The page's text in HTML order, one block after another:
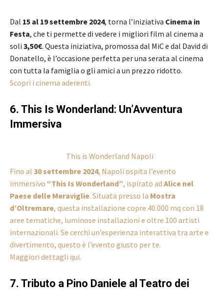
Dal 15 al 19 settembre 2024, torna l’iniziativa Cinema in
Festa, che ti permette di vedere i migliori film al cinema a
soli 3,50€. Questa iniziativa, promossa dal MiC e dal David di
Donatello, è l’occasione perfetta per una serata al cinema
con tutta la famiglia o gli amici a un prezzo ridotto.
Scopri i cinema aderenti.
6. This Is Wonderland: Un’Avventura
Immersiva
This is Wonderland Napoli
Fino al 30 settembre 2024, Napoli ospita l’evento
immersivo “This Is Wonderland”, ispirato ad Alice nel
Paese delle Meraviglie. Situata presso la Mostra
d’Oltremare, questa installazione copre 40.000 mq con 18
aree tematiche, luminose installazioni e oltre 100 artisti
internazionali. Se cerchi un’esperienza interattiva tra arte e
divertimento, questo è l’evento giusto per te.
Maggiori dettagli qui.
7. Tributo a Pino Daniele al Teatro dei